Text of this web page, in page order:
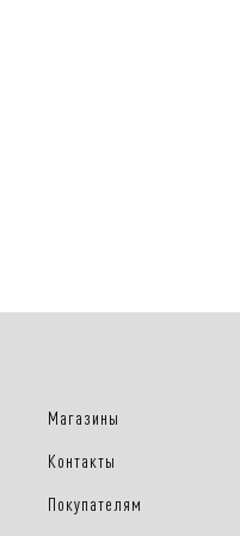
Магазины
Контакты
Покупателям